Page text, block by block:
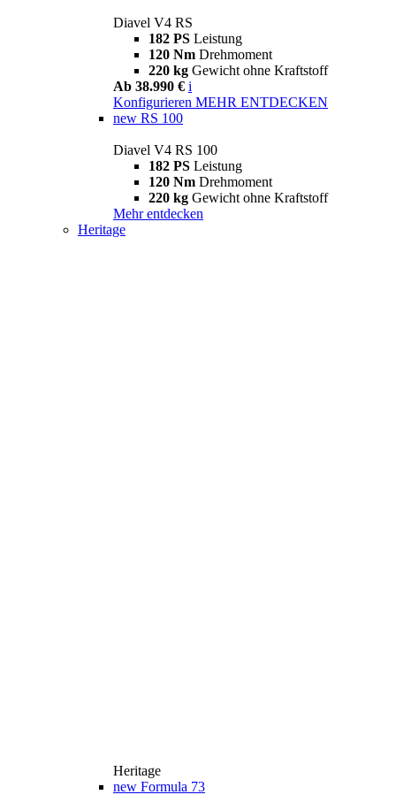
Diavel V4 RS
182 PS Leistung
120 Nm Drehmoment
220 kg Gewicht ohne Kraftstoff
Ab 38.990 € i
Konfigurieren MEHR ENTDECKEN
new RS 100
Diavel V4 RS 100
182 PS Leistung
120 Nm Drehmoment
220 kg Gewicht ohne Kraftstoff
Mehr entdecken
Heritage
Heritage
new Formula 73